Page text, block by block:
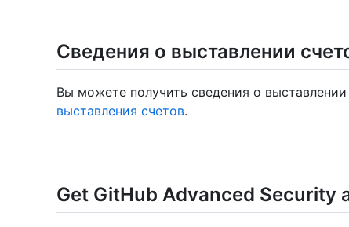
Сведения о выставлении
Вы можете получить сведения о
выставления счетов.
Get GitHub Advanced